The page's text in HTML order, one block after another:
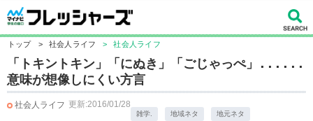
トップ > 社会人ライフ > 社会人ライフ
「トキントキン」「にぬき」「ごじゃっぺ」......
意味が想像しにくい方言
社会人ライフ 更新:2016/01/28
雑学. 地域ネタ 地元ネタ